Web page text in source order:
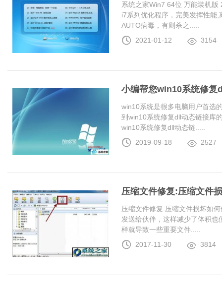
系统之家Win7 64位 万能装机
i7系列优化程序，完美发挥性能
AUTO病毒，有则杀之.....
2021-01-12
3154
小编帮您win10系统修复
win10系统是很多电脑用户首选
到win10系统修复dll动态链接库
win10系统修复dll动态链.....
2019-09-18
2527
压缩文件修复:压缩文件
压缩文件修复:压缩文件损坏如
发送给伙伴，这样减少了体积
样就导致一些重要文件.....
2017-11-30
3814